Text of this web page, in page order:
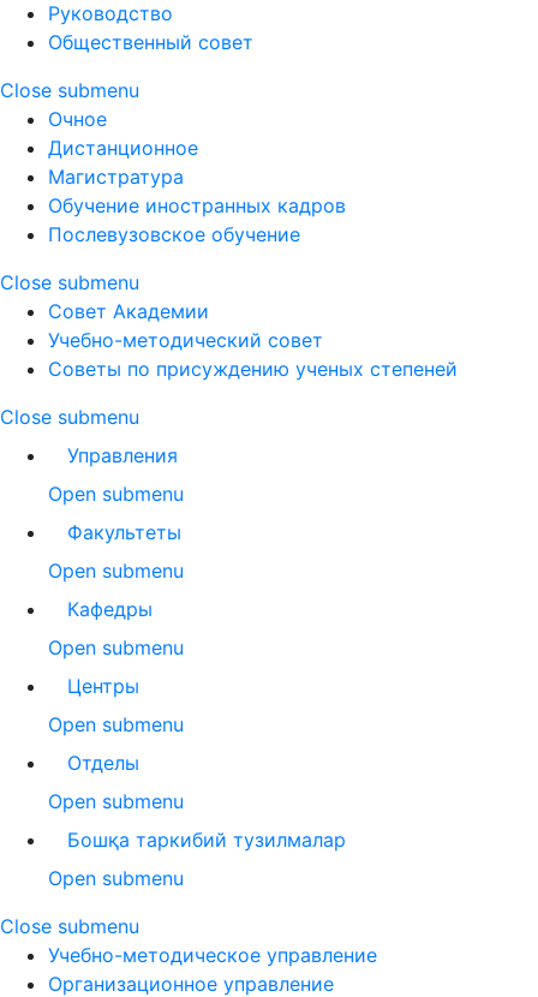
Руководство
Общественный совет
Close submenu
Очное
Дистанционное
Магистратура
Обучение иностранных кадров
Послевузовское обучение
Close submenu
Совет Академии
Учебно-методический совет
Советы по присуждению ученых степеней
Close submenu
Управления
Open submenu
Факультеты
Open submenu
Кафедры
Open submenu
Центры
Open submenu
Отделы
Open submenu
Бошқа таркибий тузилмалар
Open submenu
Close submenu
Учебно-методическое управление
Организационное управление